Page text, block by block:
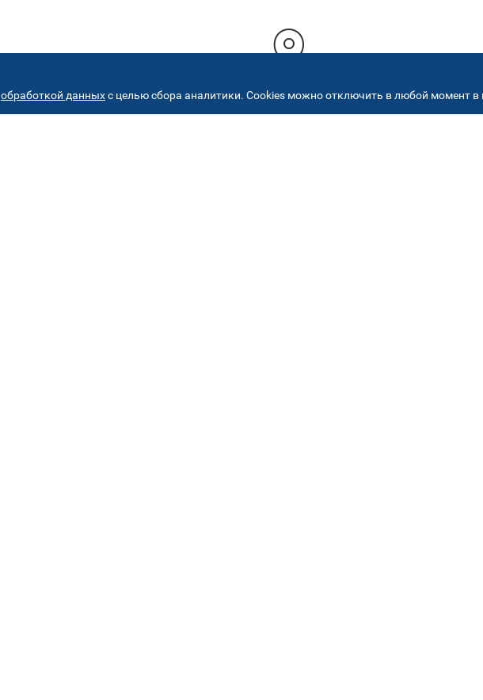
АДРЕСА НАШИХ СЕРВИСНЫХ
обработкой данныхс целью сбора аналитики. Cookies можно отключить в любой момент в